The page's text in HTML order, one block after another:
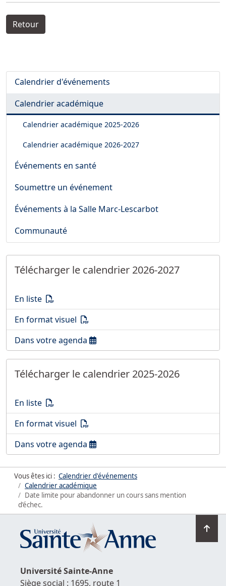
Retour
Calendrier d'événements
Calendrier académique
Calendrier académique 2025-2026
Calendrier académique 2026-2027
Événements en santé
Soumettre un événement
Événements à la Salle Marc-Lescarbot
Communauté
Télécharger le calendrier 2026-2027
Télécharger le calendrier 2026-2027
En liste (PDF)
Télécharger le calendrier 2026-2027
En format visuel (PDF)
Ouvrir le calendrier 2026-2027
Dans votre agenda
Télécharger le calendrier 2025-2026
Télécharger le calendrier 2025-2026
En liste (PDF)
Télécharger le calendrier 2025-2026
En format visuel (PDF)
Télécharger le calendrier 2025-2026
Dans votre agenda
Vous êtes ici : Calendrier d'événements
Calendrier académique
Date limite pour abandonner un cours sans mention
d’échec.
en
UniversitéSainte-Anne
Siège social : 1695, route 1